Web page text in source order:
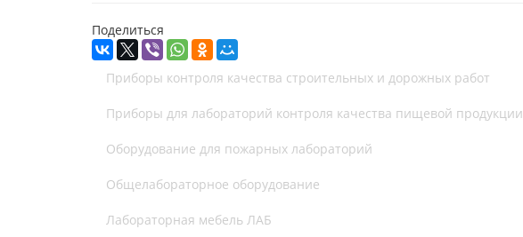
Поделиться
Приборы контроля качества строительных и дорожных работ
Приборы для лабораторий контроля качества пищевой продукции
Оборудование для пожарных лабораторий
Общелабораторное оборудование
Лабораторная мебель ЛАБ